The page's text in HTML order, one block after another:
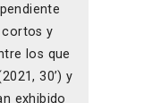
cortos y
los que
30’) y
exhibido